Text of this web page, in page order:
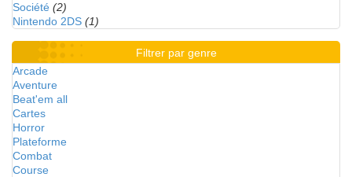
Société (2)
Nintendo 2DS (1)
Filtrer par genre
Arcade
Aventure
Beat'em all
Cartes
Horror
Plateforme
Combat
Course